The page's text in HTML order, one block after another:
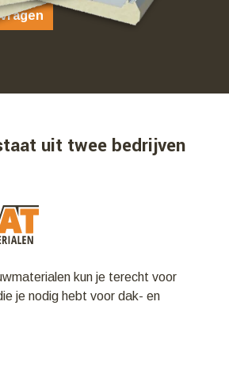
uit twee bedrijven
kun je terecht voor
je nodig hebt voor dak- en